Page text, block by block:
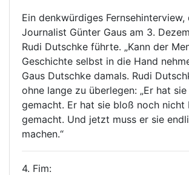
Ein denkwürdiges Fernsehinterview,
Journalist Günter Gaus am 3.
Rudi Dutschke führte. „Kann der
Geschichte selbst in die Hand
Gaus Dutschke damals. Rudi
ohne lange zu überlegen: „Er hat
gemacht. Er hat sie bloß noch nicht
gemacht. Und jetzt muss er sie
machen.“
4. Fim: